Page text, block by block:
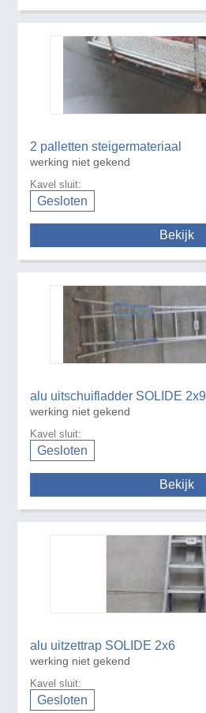
2 palletten steigermateriaal
werking niet gekend
Kavel sluit:
Gesloten
Bekijk
alu uitschuifladder SOLIDE 2x9
werking niet gekend
Kavel sluit:
Gesloten
Bekijk
alu uitzettrap SOLIDE 2x6
werking niet gekend
Kavel sluit:
Gesloten